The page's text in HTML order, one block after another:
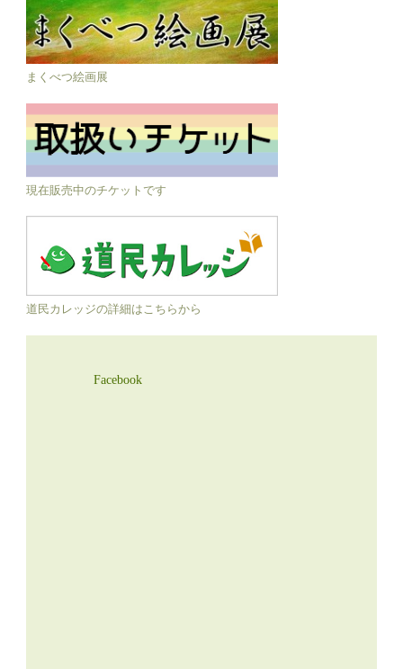
まくべつ絵画展
現在販売中のチケットです
道民カレッジの詳細はこちらから
Facebook